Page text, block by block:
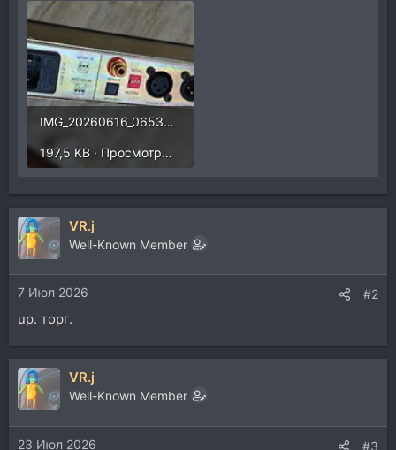
IMG_20260616_065303.jpg
197,5 KB · Просмотры: 97
VR.j
Well-Known Member
7 Июл 2026 #2
up. торг.
VR.j
Well-Known Member
23 Июл 2026 #3